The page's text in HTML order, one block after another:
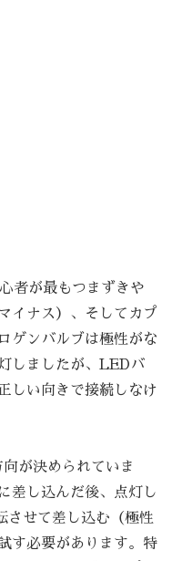
者が最もつまずきや
イナス）、そしてカプ
ゲンバルブは極性がな
しましたが、LEDバ
しい向きで接続しなけ
が決められていま
差し込んだ後、点灯し
させて差し込む（極性
す必要があります。特